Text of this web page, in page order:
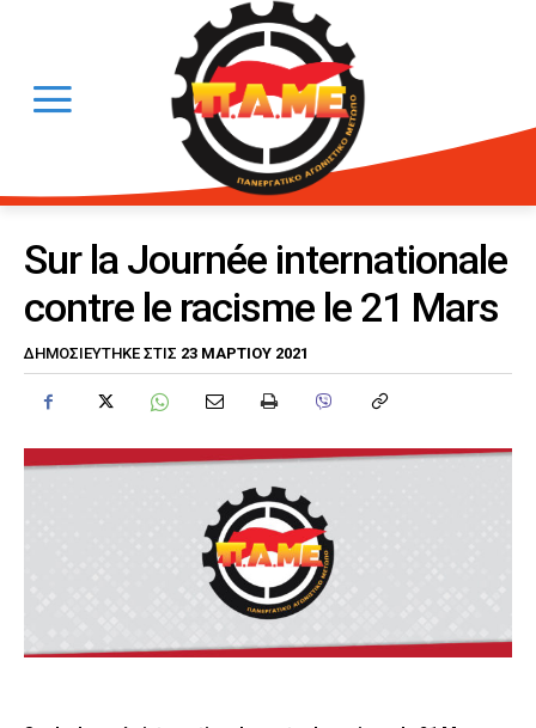
Sur la Journée internationale
contre le racisme le 21 Mars
ΔΗΜΟΣΙΕΎΤΗΚΕ ΣΤΙΣ 23 ΜΑΡΤΊΟΥ 2021